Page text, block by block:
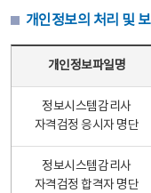
개인정보의 처리 및
개인정보파일명
정보시스템감리사
자격검정 응시자 명단
정보시스템감리사
자격검정 합격자 명단